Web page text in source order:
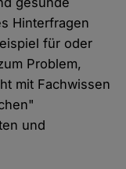
Hinterfragen
für oder
Problem,
mit Fachwissen
und